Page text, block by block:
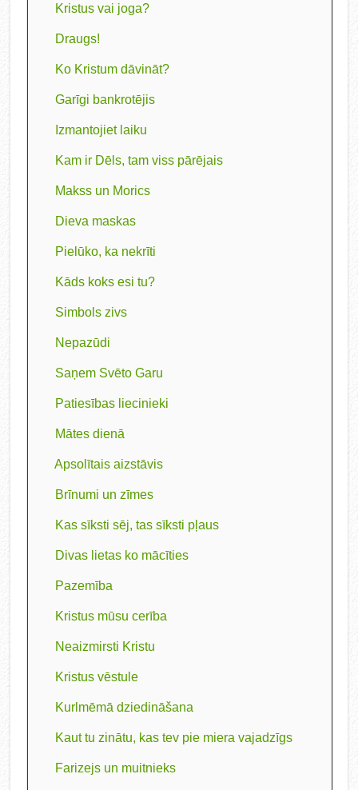
Kristus vai joga?
Draugs!
Ko Kristum dāvināt?
Garīgi bankrotējis
Izmantojiet laiku
Kam ir Dēls, tam viss pārējais
Makss un Morics
Dieva maskas
Pielūko, ka nekrīti
Kāds koks esi tu?
Simbols zivs
Nepazūdi
Saņem Svēto Garu
Patiesības liecinieki
Mātes dienā
Apsolītais aizstāvis
Brīnumi un zīmes
Kas sīksti sēj, tas sīksti pļaus
Divas lietas ko mācīties
Pazemība
Kristus mūsu cerība
Neaizmirsti Kristu
Kristus vēstule
Kurlmēmā dziedināšana
Kaut tu zinātu, kas tev pie miera vajadzīgs
Farizejs un muitnieks